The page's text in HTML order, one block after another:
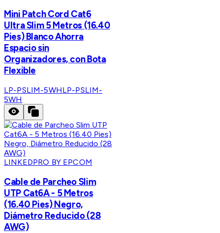
Mini Patch Cord Cat6
Ultra Slim 5 Metros (16.40
Pies) Blanco Ahorra
Espacio sin
Organizadores, con Bota
Flexible
LP-PSLIM-5WHLP-PSLIM-
5WH
LINKEDPRO BY EPCOM
Cable de Parcheo Slim
UTP Cat6A - 5 Metros
(16.40 Pies) Negro,
Diámetro Reducido (28
AWG)